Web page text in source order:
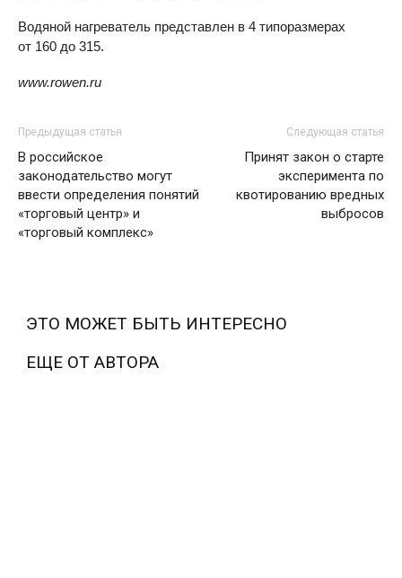
Водяной нагреватель представлен в 4 типоразмерах
от 160 до 315.
www.rowen.ru
Предыдущая статья
В российское
законодательство могут
ввести определения понятий
«торговый центр» и
«торговый комплекс»
Следующая статья
Принят закон о старте
эксперимента по
квотированию вредных
выбросов
ЭТО МОЖЕТ БЫТЬ ИНТЕРЕСНО
ЕЩЕ ОТ АВТОРА